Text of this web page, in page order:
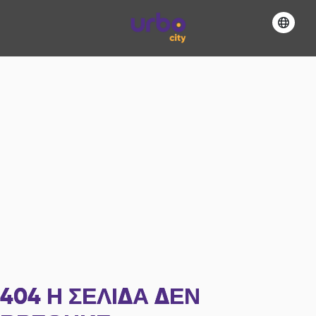
404 Η ΣΕΛΊΔΑ ΔΕΝ